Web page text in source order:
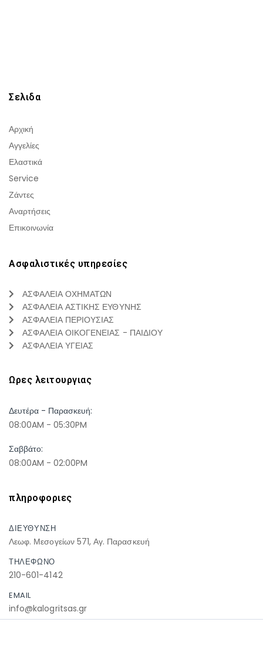
Σελιδα
Αρχική
Αγγελίες
Ελαστικά
Service
Ζάντες
Αναρτήσεις
Επικοινωνία
Ασφαλιστικές υπηρεσίες
ΑΣΦΑΛΕΙΑ ΟΧΗΜΑΤΩΝ
ΑΣΦΑΛΕΙΑ ΑΣΤΙΚΗΣ ΕΥΘΥΝΗΣ
ΑΣΦΑΛΕΙΑ ΠΕΡΙΟΥΣΙΑΣ
ΑΣΦΑΛΕΙΑ ΟΙΚΟΓΕΝΕΙΑΣ - ΠΑΙΔΙΟΥ
ΑΣΦΑΛΕΙΑ ΥΓΕΙΑΣ
Ωρες λειτουργιας
Δευτέρα - Παρασκευή:
08:00AM - 05:30PM
Σαββάτο:
08:00AM - 02:00PM
πληροφοριες
ΔΙΕΥΘΥΝΣΗ
Λεωφ. Μεσογείων 571, Αγ. Παρασκευή
ΤΗΛΕΦΩΝΟ
210-601-4142
EMAIL
info@kalogritsas.gr